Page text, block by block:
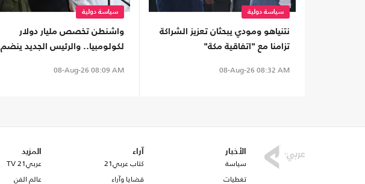
سياسة دولية
نتنياهو ومودي يبحثان تعزيز الشراكة
تزامنا مع "اتفاقية مكة"
08-Aug-26 08:32 AM
سياسة دولية
واشنطن تخصص مليار دولار
لكولومبيا.. والرئيس الجديد ينضم
08-Aug-26 08:09 AM
الأخبار
سياسة
تغطيات
آراء
كتاب عربي21
قضايا وآراء
المزيد
عربي21 TV
عالم الفن